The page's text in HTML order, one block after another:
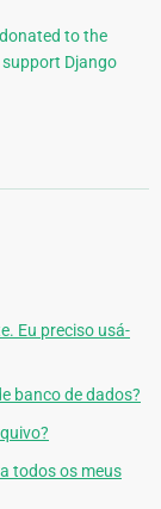
to the
Django
Eu preciso usá-
banco de dados?
todos os meus